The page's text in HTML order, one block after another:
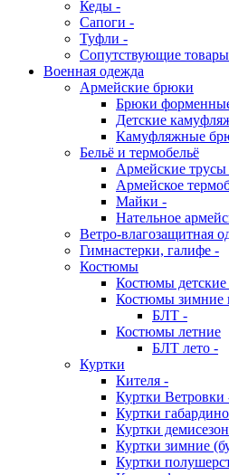
Кеды -
Сапоги -
Туфли -
Сопутствующие
Военная одежда
Армейские брюки
Брюки
Детские
Камуфляжные
Бельё и термобельё
Армейские трусы
Армейское
Майки -
Нательное
Ветро-влагозащитная
Гимнастерки, галифе -
Костюмы
Костюмы детские
Костюмы зимние
БЛТ -
Костюмы летние
БЛТ лето -
Куртки
Кителя -
Куртки Ветровки
Куртки
Куртки
Куртки зимние
Куртки